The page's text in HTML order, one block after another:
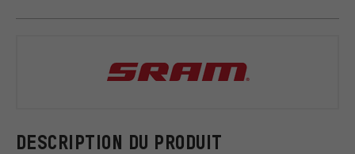
DESCRIPTION DU PRODUIT
SRAM